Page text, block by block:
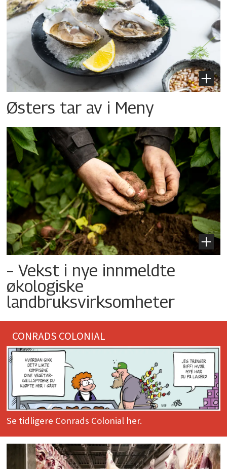
Østers tar av i Meny
– Vekst i nye innmeldte
økologiske
landbruksvirksomheter
CONRADS COLONIAL
Se tidligere Conrads Colonial her.